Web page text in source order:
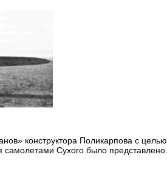
конструктора Поликарпова с целью
самолетами Сухого было представлено